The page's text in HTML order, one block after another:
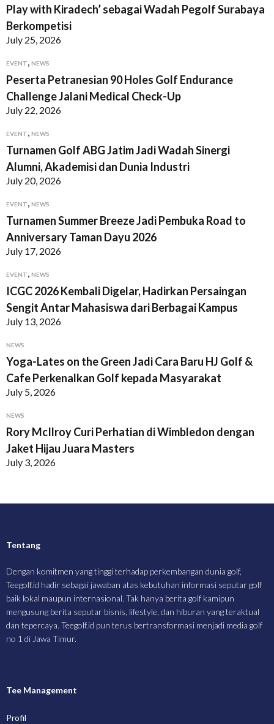
Play with Kiradech’ sebagai Wadah Pegolf Surabaya
Berkompetisi
July 25, 2026
EVENT, NEWS
Peserta Petranesian 90 Holes Golf Endurance
Challenge Jalani Medical Check-Up
July 22, 2026
EVENT, NEWS
Turnamen Golf ABG Jatim Jadi Wadah Sinergi
Alumni, Akademisi dan Dunia Industri
July 20, 2026
EVENT, NEWS
Turnamen Summer Breeze Jadi Pembuka Road to
Anniversary Taman Dayu 2026
July 17, 2026
EVENT, NEWS
ICGC 2026 Kembali Digelar, Hadirkan Persaingan
Sengit Antar Mahasiswa dari Berbagai Kampus
July 13, 2026
NEWS
Yoga-Lates on the Green Jadi Cara Baru HJ Golf &
Cafe Perkenalkan Golf kepada Masyarakat
July 5, 2026
NEWS
Rory McIlroy Curi Perhatian di Wimbledon dengan
Jaket Hijau Juara Masters
July 3, 2026
Tentang
Dengan komitmen yang tinggi terhadap perkembangan dunia golf,
Teegolf.id hadir sebagai jawaban atas kebutuhan informasi seputar golf
baik lokal maupun internasional. Tak hanya berita golf kamipun
mengusung berita seputar bisnis, lifestyle, dan hiburan yang teraktual
dan tepercaya. Teegolf.id pun terus bertransformasi menjadi media golf
no 1 di Jawa Timur.
Tee Management
Profil